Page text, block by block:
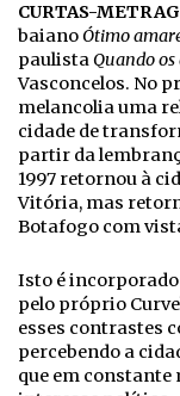
CURTAS-
baianoÓtimo
paulistaQuando
Vasconcelos. No
melancolia uma
cidade de
partir da
1997 retornou à
Vitória, mas
Botafogo com
Isto é
pelo próprio
esses contrastes
percebendo a
que em